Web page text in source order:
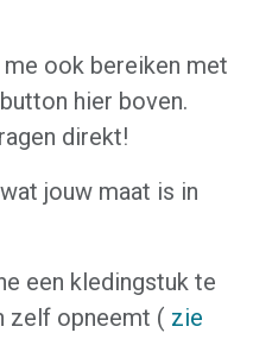
me ook bereiken met
hier boven.
direkt!
jouw maat is in
een kledingstuk te
zelf opneemt ( zie